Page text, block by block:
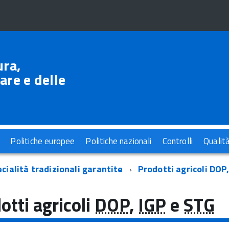
e delle
Politiche europee Politiche nazionali Controlli
tradizionali garantite Prodotti agricoli DOP,
agricoli DOP, IGPeSTG